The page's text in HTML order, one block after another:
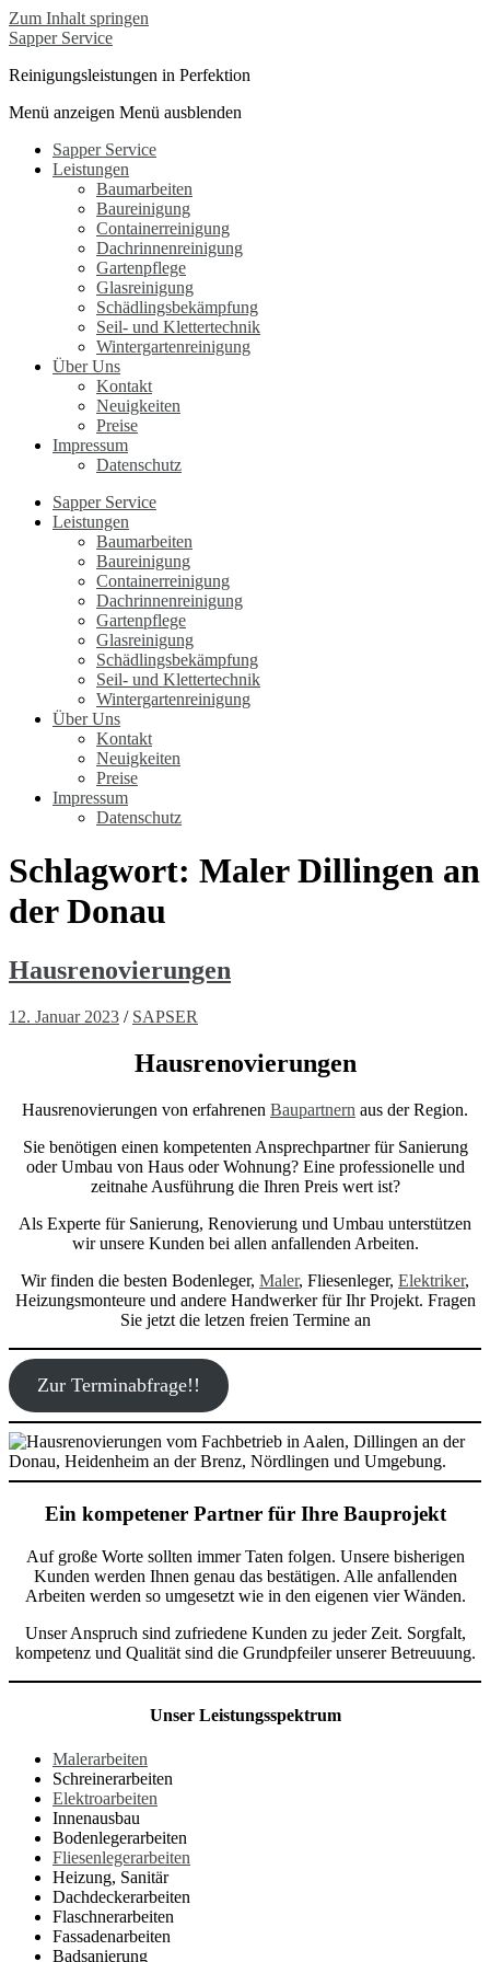
Zum Inhalt springen
Sapper Service
Reinigungsleistungen in Perfektion
Menü anzeigen Menü ausblenden
Sapper Service
Leistungen
Baumarbeiten
Baureinigung
Containerreinigung
Dachrinnenreinigung
Gartenpflege
Glasreinigung
Schädlingsbekämpfung
Seil- und Klettertechnik
Wintergartenreinigung
Über Uns
Kontakt
Neuigkeiten
Preise
Impressum
Datenschutz
Sapper Service
Leistungen
Baumarbeiten
Baureinigung
Containerreinigung
Dachrinnenreinigung
Gartenpflege
Glasreinigung
Schädlingsbekämpfung
Seil- und Klettertechnik
Wintergartenreinigung
Über Uns
Kontakt
Neuigkeiten
Preise
Impressum
Datenschutz
Schlagwort: Maler Dillingen an
der Donau
Hausrenovierungen
12. Januar 2023 / SAPSER
Hausrenovierungen
Hausrenovierungen von erfahrenen Baupartnern aus der Region.
Sie benötigen einen kompetenten Ansprechpartner für Sanierung
oder Umbau von Haus oder Wohnung? Eine professionelle und
zeitnahe Ausführung die Ihren Preis wert ist?
Als Experte für Sanierung, Renovierung und Umbau unterstützen
wir unsere Kunden bei allen anfallenden Arbeiten.
Wir finden die besten Bodenleger, Maler, Fliesenleger, Elektriker,
Heizungsmonteure und andere Handwerker für Ihr Projekt. Fragen
Sie jetzt die letzen freien Termine an
Zur Terminabfrage!!
Ein kompetener Partner für Ihre Bauprojekt
Auf große Worte sollten immer Taten folgen. Unsere bisherigen
Kunden werden Ihnen genau das bestätigen. Alle anfallenden
Arbeiten werden so umgesetzt wie in den eigenen vier Wänden.
Unser Anspruch sind zufriedene Kunden zu jeder Zeit. Sorgfalt,
kompetenz und Qualität sind die Grundpfeiler unserer Betreuuung.
Unser Leistungsspektrum
Malerarbeiten
Schreinerarbeiten
Elektroarbeiten
Innenausbau
Bodenlegerarbeiten
Fliesenlegerarbeiten
Heizung, Sanitär
Dachdeckerarbeiten
Flaschnerarbeiten
Fassadenarbeiten
Badsanierung